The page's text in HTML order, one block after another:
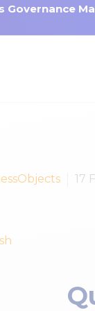
Governance
17